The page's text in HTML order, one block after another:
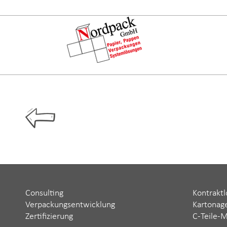
Consulting
Verpackungsentwicklung
Zertifizierung
C-Teile-